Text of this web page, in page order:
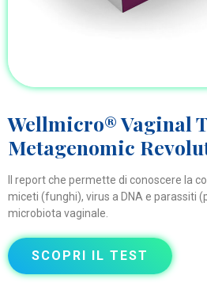
Wellmicro® Vaginal
Metagenomic
Il report che permette di conoscere la
miceti (funghi), virus a DNA e parassiti
microbiota vaginale.
SCOPRI IL TEST